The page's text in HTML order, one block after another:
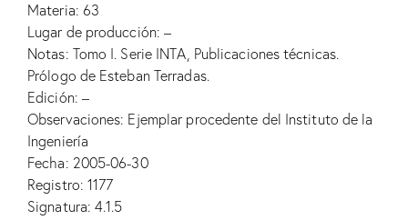
Materia: 63
Lugar de producción: –
Notas: Tomo I. Serie INTA, Publicaciones técnicas.
Prólogo de Esteban Terradas.
Edición: –
Observaciones: Ejemplar procedente del Instituto de la
Ingeniería
Fecha: 2005-06-30
Registro: 1177
Signatura: 4.1.5